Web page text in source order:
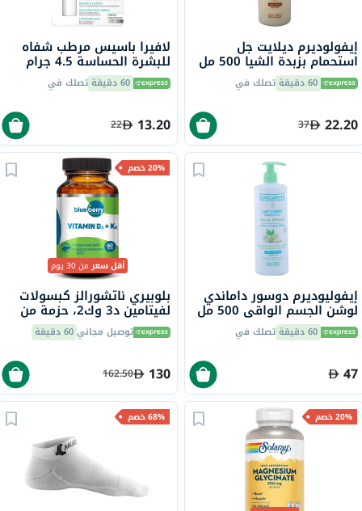
إيفولوديرم ديلايت جل
استحمام بزبدة الشيا 500 مل
17302 60 دقيقة تصلك في
22.20
37
لافيرا باسيس مرطب شفاه
للبشرة الحساسة 4.5 جرام
60 دقيقة تصلك في
13.20
22
إيفوليوديرم دوسور داماندي
لوشن الجسم الواقي 500 مل
60 دقيقة تصلك في
47
20% خصم
أقل سعرمن 30 يوم
بلوبيري ناتشورالز كبسولات
لفيتامين د3 وك2، حزمة من
60 توصيل مجاني60 دقيقة
130
162.50
20% خصم 68% خصم